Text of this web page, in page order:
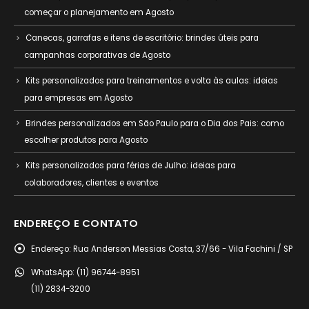
começar o planejamento em Agosto
Canecas, garrafas e itens de escritório: brindes úteis para
campanhas corporativas de Agosto
Kits personalizados para treinamentos e volta às aulas: ideias
para empresas em Agosto
Brindes personalizados em São Paulo para o Dia dos Pais: como
escolher produtos para Agosto
Kits personalizados para férias de Julho: ideias para
colaboradores, clientes e eventos
ENDEREÇO E CONTATO
Endereço: Rua Anderson Messias Costa, 37/66 - Vila Fachini / SP
WhatsApp: (11) 96744-8951
(11) 2834-3200